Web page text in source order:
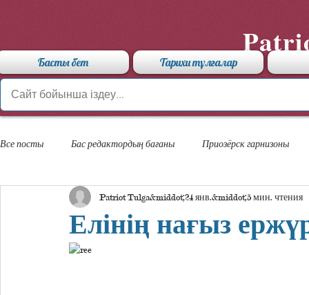
Басты бет Тарихи тұлғалар
Все посты Бас редактордың бағаны Приозёрск гарнизоны
«Арыстан» мамандандырылған лицейі
Елінің нағыз
Patriot Tulga 24 янв. 5 мин. чтения